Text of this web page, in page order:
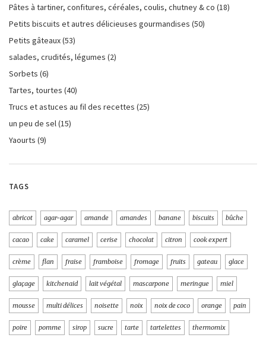
Pâtes à tartiner, confitures, céréales, coulis, chutney & co (18)
Petits biscuits et autres délicieuses gourmandises (50)
Petits gâteaux(53)
salades, crudités, légumes (2)
Sorbets (6)
Tartes, tourtes (40)
Trucs et astuces au fil des recettes (25)
un peu de sel(15)
Yaourts (9)
TAGS
abricot agar-agar amande amandes banane biscuits bûche
cacao cake caramel cerise chocolat citron cook expert
crème flan fraise framboise fromage fruits gateau glace
glaçage kitchenaid lait végétal mascarpone meringue miel
mousse multi délices noisette noix noix de coco orange pain
poire pomme sirop sucre tarte tartelettes thermomix